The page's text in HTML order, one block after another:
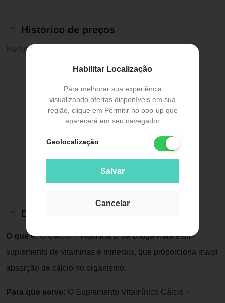
Habilitar Localização
Para melhorar sua experiência
visualizando ofertas disponíveis em sua
região, clique em Permitir no pop-up que
aparecerá em seu navegador
Geolocalização
Salvar
Cancelar
Histórico de preços
Melhor preço:
Descrição do Produto
O que é:O Cálcio + Vitamina D da Droga Raia é um
suplemento de vitaminas e minerais, que proporciona maior
absorção de cálcio no organismo.
Para que serve: O Suplemento Vitamínico Cálcio +